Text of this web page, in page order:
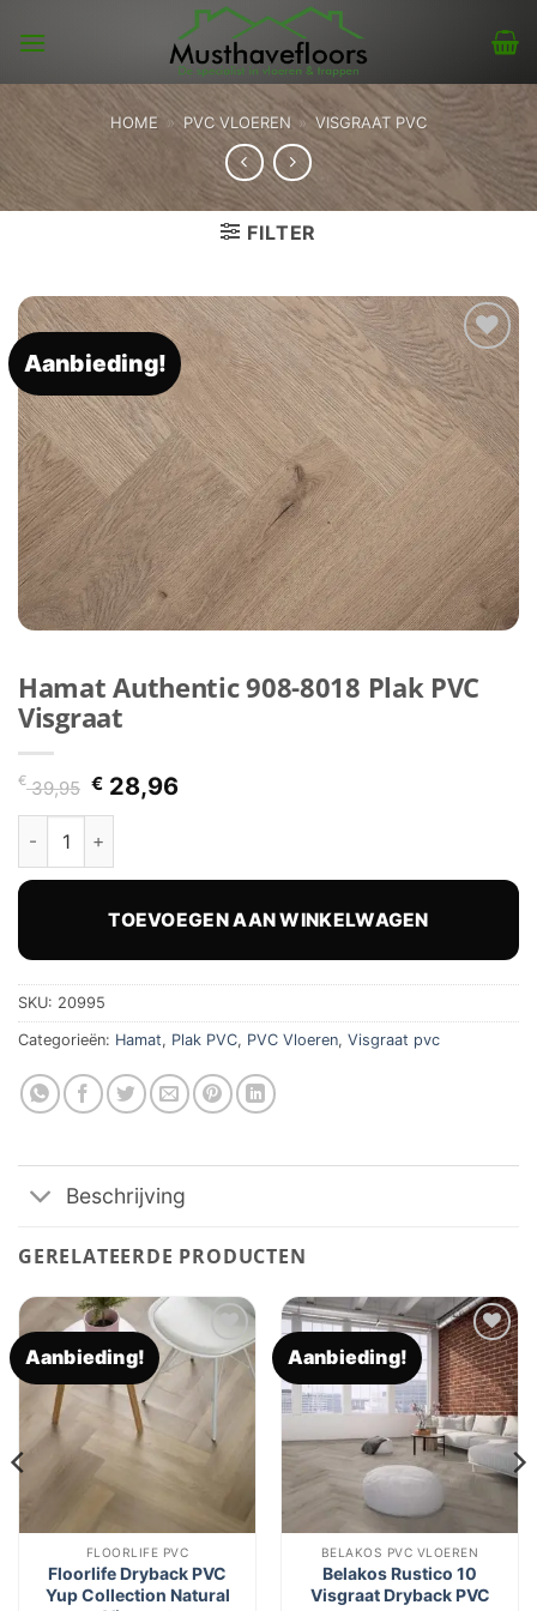
HOME » PVC VLOEREN » VISGRAAT PVC
FILTER
Aanbieding!
Toevoegen
aan
verlanglijst
Hamat Authentic 908-8018 Plak PVC
Visgraat
€39,95 Oorspronkelijke
prijs
was:
€28,96Huidige
TOEVOEGEN AAN WINKELWAGEN
SKU: 20995
Categorieën: Hamat, Plak PVC, PVC Vloeren, Visgraat pvc
Beschrijving
GERELATEERDE PRODUCTEN
Aanbieding!
Toevoegen
verlanglijst
FLOORLIFE PVC
Floorlife Dryback PVC
Yup Collection Natural
Aanbieding!
Toevoegen
aan
verlanglijst
BELAKOS PVC VLOEREN
Belakos Rustico 10
Visgraat Dryback PVC